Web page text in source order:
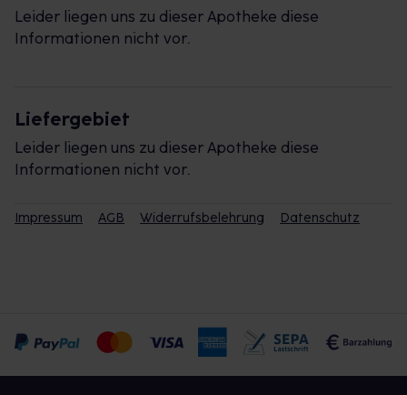
Leider liegen uns zu dieser Apotheke diese
Informationen nicht vor.
Liefergebiet
Leider liegen uns zu dieser Apotheke diese
Informationen nicht vor.
Impressum AGB Widerrufsbelehrung Datenschutz